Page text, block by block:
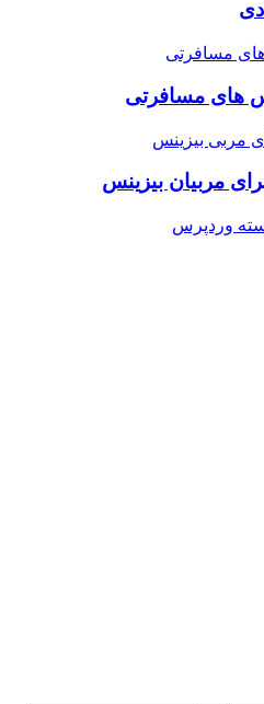
های مسافرتی
مربیان بیزینس
وردپرس